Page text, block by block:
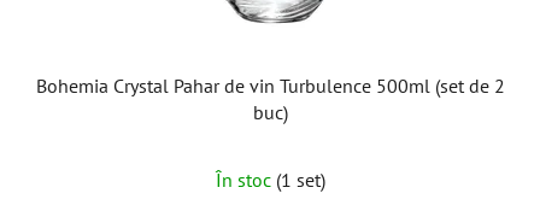
Bohemia Crystal Pahar de vin Turbulence 500ml (set de 2
buc)
medie
În stoc (1 set)